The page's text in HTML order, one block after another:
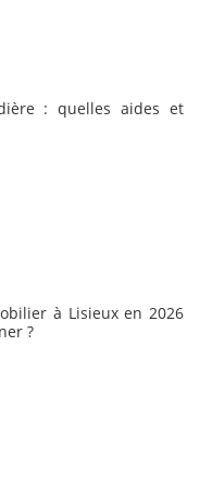
: quelles aides et
à Lisieux en 2026
?